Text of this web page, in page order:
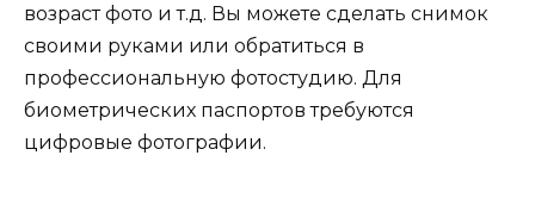
возраст фото и т.д. Вы можете сделать снимок
своими руками или обратиться в
профессиональную фотостудию. Для
биометрических паспортов требуются
цифровые фотографии.